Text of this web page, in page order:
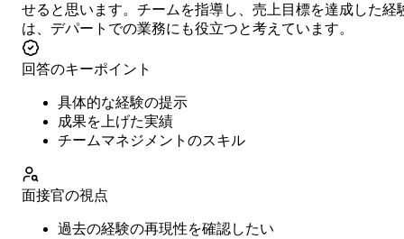
せると思います。チームを指導し、売上目標を達成した経
は、デパートでの業務にも役立つと考えています。
回答のキーポイント
具体的な経験の提示
成果を上げた実績
チームマネジメントのスキル
面接官の視点
過去の経験の再現性を確認したい